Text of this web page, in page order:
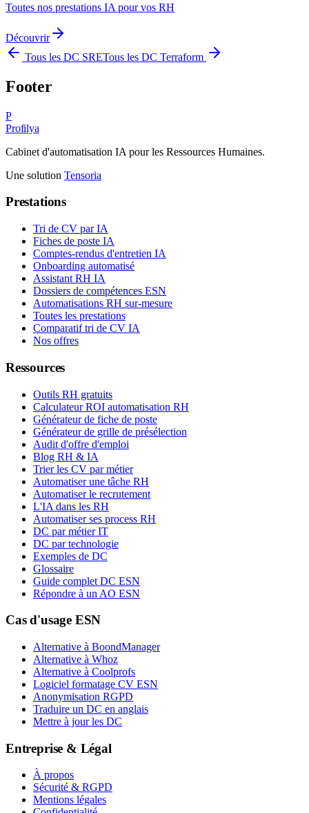
Toutes nos prestations IA pour vos RH
Découvrir
Tous les DC SRETous les DC Terraform
Footer
P
Profilya
Cabinet d'automatisation IA pour les Ressources Humaines.
Une solution Tensoria
Prestations
Tri de CV par IA
Fiches de poste IA
Comptes-rendus d'entretien IA
Onboarding automatisé
Assistant RH IA
Dossiers de compétences ESN
Automatisations RH sur-mesure
Toutes les prestations
Comparatif tri de CV IA
Nos offres
Ressources
Outils RH gratuits
Calculateur ROI automatisation RH
Générateur de fiche de poste
Générateur de grille de présélection
Audit d'offre d'emploi
Blog RH & IA
Trier les CV par métier
Automatiser une tâche RH
Automatiser le recrutement
L'IA dans les RH
Automatiser ses process RH
DC par métier IT
DC par technologie
Exemples de DC
Glossaire
Guide complet DC ESN
Répondre à un AO ESN
Cas d'usage ESN
Alternative à BoondManager
Alternative à Whoz
Alternative à Coolprofs
Logiciel formatage CV ESN
Anonymisation RGPD
Traduire un DC en anglais
Mettre à jour les DC
Entreprise & Légal
À propos
Sécurité & RGPD
Mentions légales